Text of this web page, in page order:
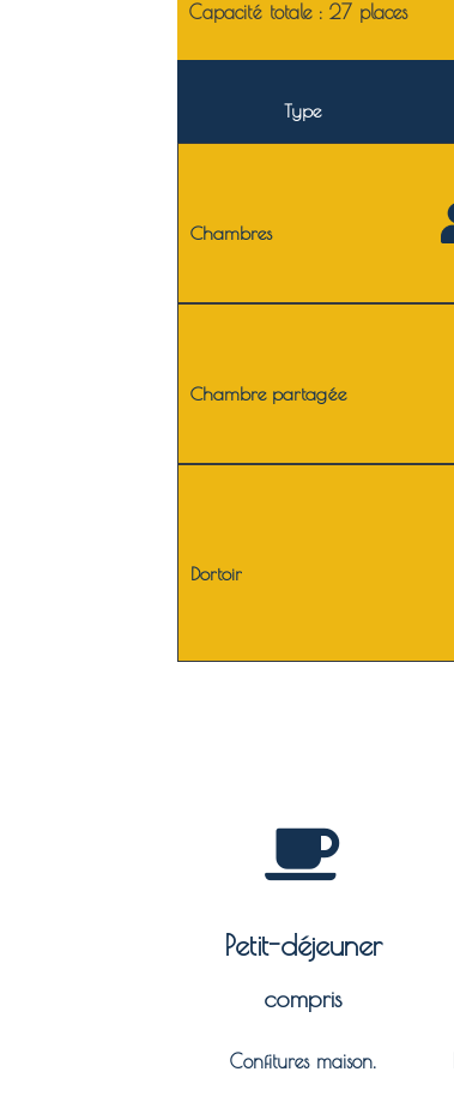
Capacité totale : 27 places
Type
Chambres
Chambre partagée
Dortoir
Petit-déjeuner
compris
Confitures maison.